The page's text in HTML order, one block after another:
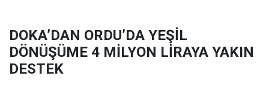
DOKA’DAN ORDU’DA YEŞİL
DÖNÜŞÜME 4 MİLYON LİRAYA YAKIN
DESTEK